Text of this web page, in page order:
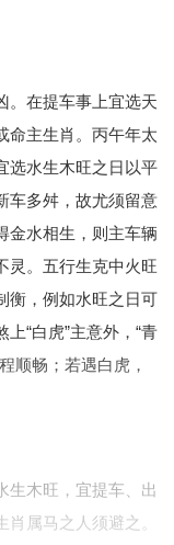
。在提车事上宜选天
命主生肖。丙午年太
选水生木旺之日以平
车多舛，故尤须留意
金水相生，则主车辆
灵。五行生克中火旺
衡，例如水旺之日可
“白虎”主意外，“青
顺畅；若遇白虎，
生木旺，宜提车、出
属马之人须避之。